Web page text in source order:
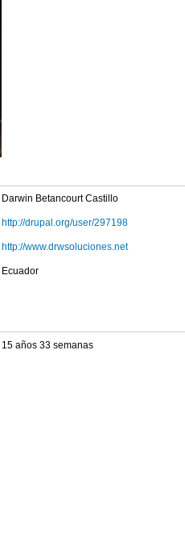
Darwin Betancourt Castillo
http://drupal.org/user/297198
http://www.drwsoluciones.net
Ecuador
15 años 33 semanas